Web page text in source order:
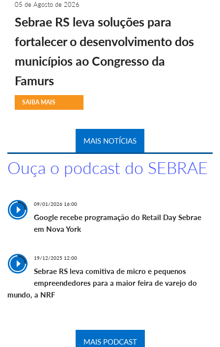
05 de Agosto de 2026
Sebrae RS leva soluções para
fortalecer o desenvolvimento dos
municípios ao Congresso da
Famurs
SAIBA MAIS
MAIS NOTÍCIAS
Ouça o podcast do SEBRAE
09/01/2026 16:00
Google recebe programação do Retail Day Sebrae
em Nova York
19/12/2025 12:00
Sebrae RS leva comitiva de micro e pequenos
empreendedores para a maior feira de varejo do
mundo, a NRF
MAIS PODCAST